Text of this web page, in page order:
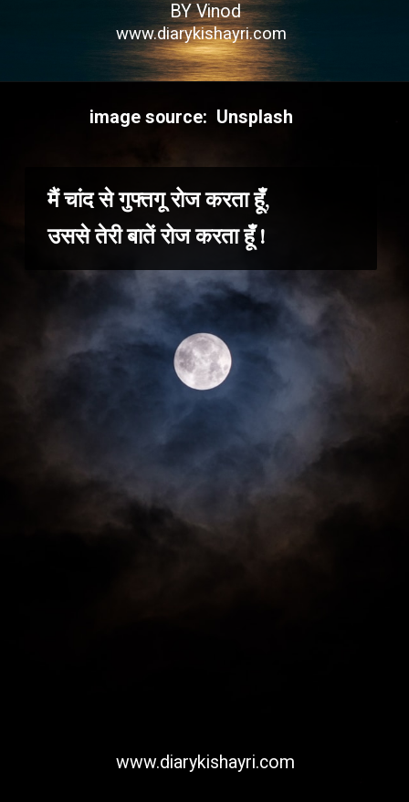
www.diarykishayri.com
BY Vinod
मैं चांद से गुफ्तगू रोज करता हूँ,
उससे तेरी बातें रोज करता हूँ !
www.diarykishayri.com
image source: Unsplash